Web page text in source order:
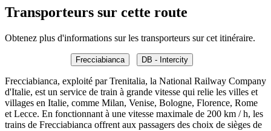
Transporteurs sur cette route
Obtenez plus d'informations sur les transporteurs sur cet itinéraire.
Frecciabianca DB - Intercity
Frecciabianca, exploité par Trenitalia, la National Railway Company
d'Italie, est un service de train à grande vitesse qui relie les villes et
villages en Italie, comme Milan, Venise, Bologne, Florence, Rome
et Lecce. En fonctionnant à une vitesse maximale de 200 km / h, les
trains de Frecciabianca offrent aux passagers des choix de sièges de